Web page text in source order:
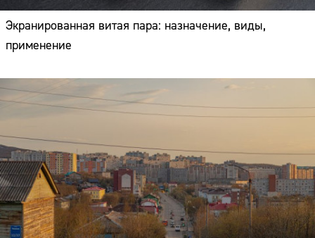
Экранированная витая пара: назначение, виды,
применение